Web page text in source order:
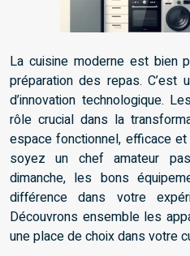
La cuisine moderne est bien
préparation des repas.
d’innovation technologique.
rôle crucial dans la
espace fonctionnel, efficace
soyez un chef amateur
dimanche, les bons
différence dans votre
Découvrons ensemble les
une place de choix dans votre